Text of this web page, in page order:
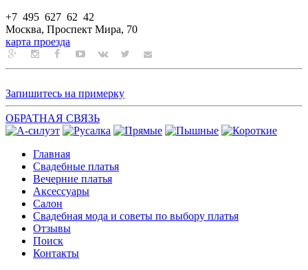
+7 495 627 62 42
Москва, Проспект Мира, 70
карта проезда
Запишитесь на примерку
ОБРАТНАЯ СВЯЗЬ
Главная
Свадебные платья
Вечерние платья
Аксессуары
Салон
Свадебная мода и советы по выбору платья
Отзывы
Поиск
Контакты